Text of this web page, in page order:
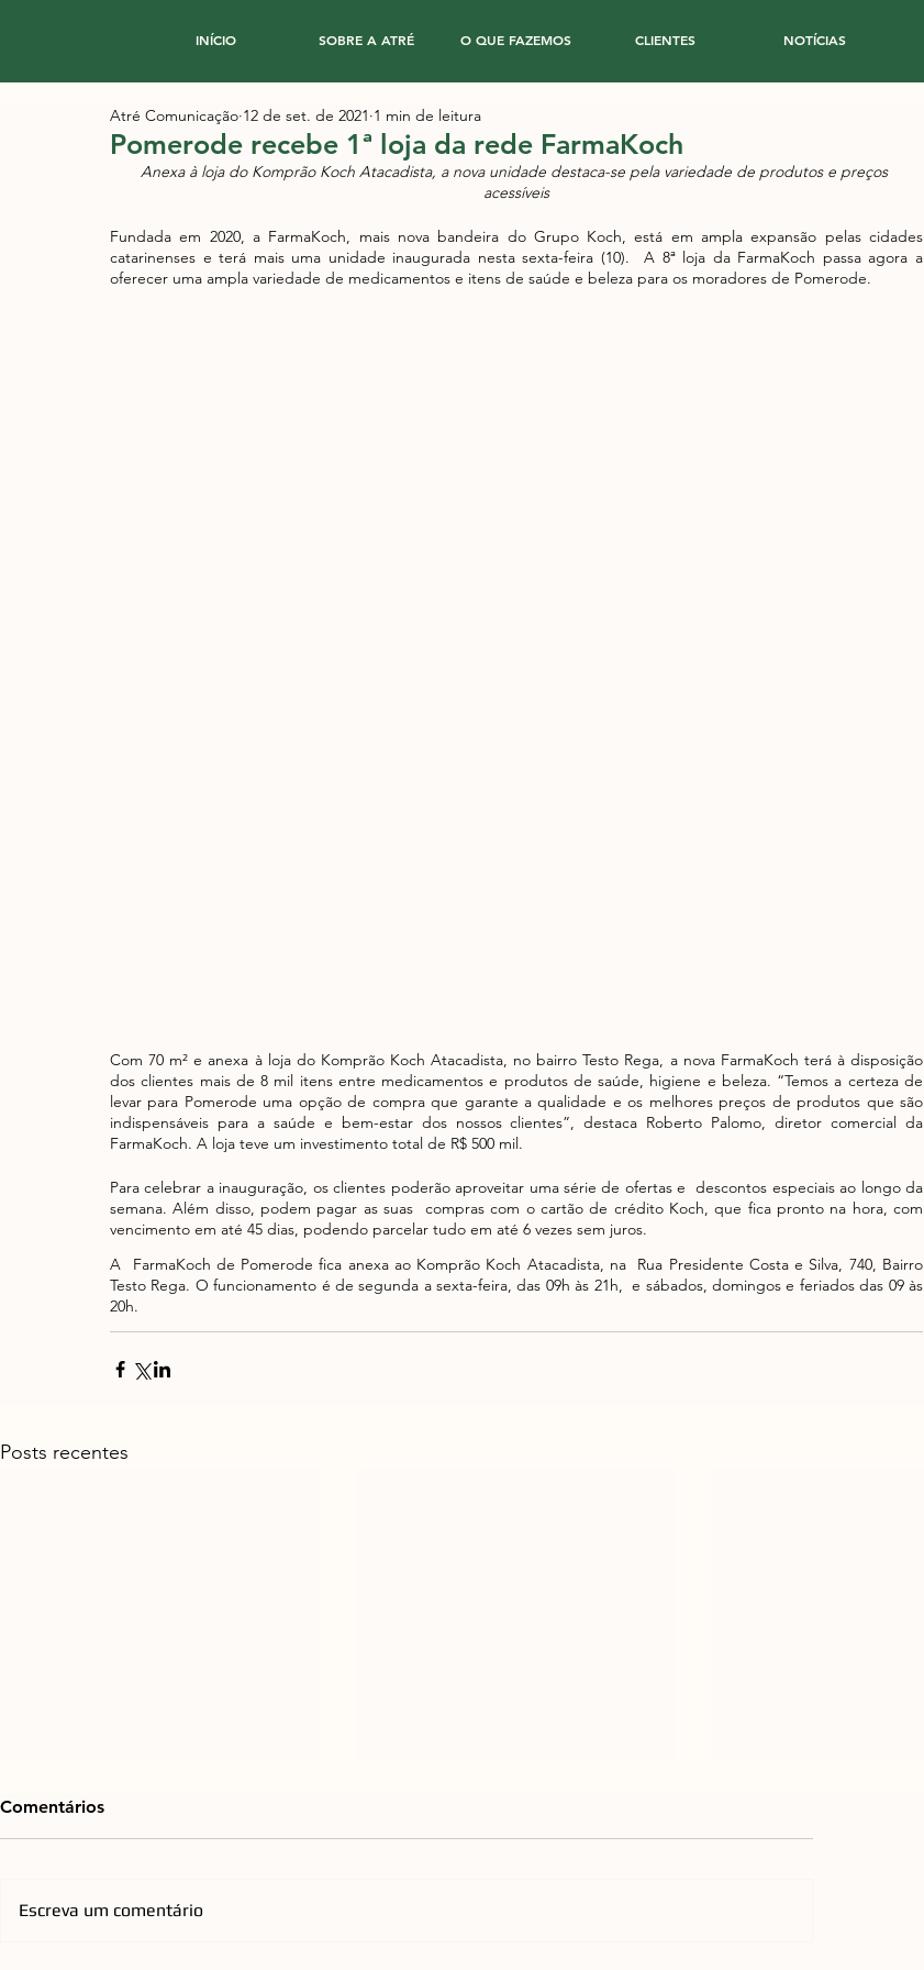
INÍCIO SOBRE A ATRÉ O QUE FAZEMOS CLIENTES NOTÍCIAS
Pomerode recebe 1ª loja da rede FarmaKoch
Atré Comunicação 12 de set. de 2021 1 min de leitura
Anexa à loja do Komprão Koch Atacadista, a nova unidade destaca-se pela variedade de produtos e preços
acessíveis
Fundada em 2020, a FarmaKoch, mais nova bandeira do Grupo Koch, está em ampla expansão pelas cidades
catarinenses e terá mais uma unidade inaugurada nesta sexta-feira (10).  A 8ª loja da FarmaKoch passa agora a
oferecer uma ampla variedade de medicamentos e itens de saúde e beleza para os moradores de Pomerode.
Com 70 m² e anexa à loja do Komprão Koch Atacadista, no bairro Testo Rega, a nova FarmaKoch terá à disposição
dos clientes mais de 8 mil itens entre medicamentos e produtos de saúde, higiene e beleza. “Temos a certeza de
levar para Pomerode uma opção de compra que garante a qualidade e os melhores preços de produtos que são
indispensáveis para a saúde e bem-estar dos nossos clientes”, destaca Roberto Palomo, diretor comercial da
FarmaKoch. A loja teve um investimento total de R$ 500 mil.
Para celebrar a inauguração, os clientes poderão aproveitar uma série de ofertas e  descontos especiais ao longo da
semana. Além disso, podem pagar as suas  compras com o cartão de crédito Koch, que fica pronto na hora, com
vencimento em até 45 dias, podendo parcelar tudo em até 6 vezes sem juros.
A  FarmaKoch de Pomerode fica anexa ao Komprão Koch Atacadista, na  Rua Presidente Costa e Silva, 740, Bairro
Testo Rega. O funcionamento é de segunda a sexta-feira, das 09h às 21h,  e sábados, domingos e feriados das 09 às
20h.
Posts recentes
Comentários
Escreva um comentário